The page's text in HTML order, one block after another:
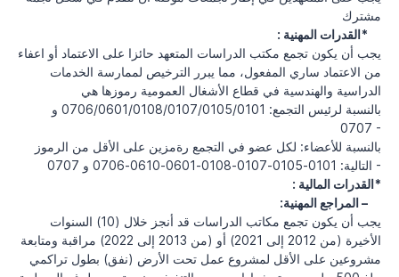
مشترك
: القدرات المهنية*
يجب أن يكون تجمع مكتب الدراسات المتعهد حائزا على الاعتماد أو اعفاء
من الاعتماد ساري المفعول، مما يبرر الترخيص لممارسة الخدمات
الدراسية والهندسية في قطاع الأشغال العمومية رموزها هي
بالنسبة لرئيس التجمع: 0706/0601/0108/0107/0105/0101 و
0707 -
بالنسبة للأعضاء: لكل عضو في التجمع رةمزين على الأقل من الرموز
التالية: 0101-0105-0107-0108-0601-0610-0706 و 0707 -
: القدرات المالية*
:المراجع المهنية –
يجب أن يكون تجمع مكاتب الدراسات قد أنجز خلال (10) السنوات
الأخيرة (من 2012 إلى 2021) أو (من 2013 إلى 2022) مراقبة ومتابعة
مشروعين على الأقل لمشروع عمل تحت الأرض (نفق) بطول تراكمي